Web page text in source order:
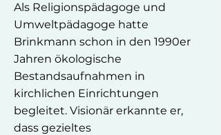
Als Religionspädagoge und
Umweltpädagoge hatte
Brinkmann schon in den 1990er
Jahren ökologische
Bestandsaufnahmen in
kirchlichen Einrichtungen
begleitet. Visionär erkannte er,
dass gezieltes